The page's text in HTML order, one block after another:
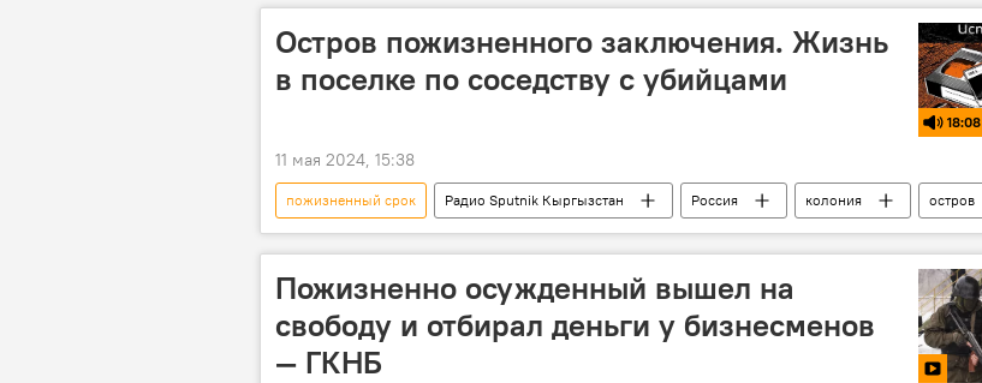
Остров пожизненного заключения. Жизнь
в поселке по соседству с убийцами
18:08
11 мая 2024, 15:38
пожизненный срок Радио Sputnik Кыргызстан Россия колония
остров
Подкасты РИА Новости
заключенные
Пожизненно осужденный вышел на
свободу и отбирал деньги у бизнесменов
— ГКНБ